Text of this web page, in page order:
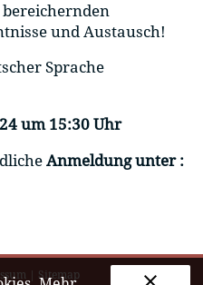
und Austausch!
Sprache
um 15:30 Uhr
Anmeldung unter :
Sitemap